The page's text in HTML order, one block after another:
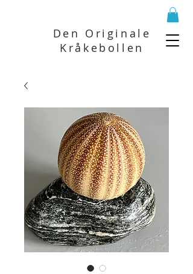
Den Originale
Kråkebollen